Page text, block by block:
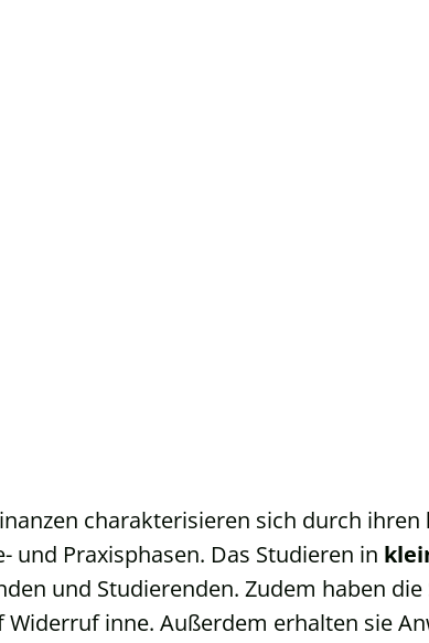
charakterisieren sich durch ihren
und Praxisphasen. Das Studieren in
und Studierenden. Zudem haben
inne. Außerdem erhalten sie